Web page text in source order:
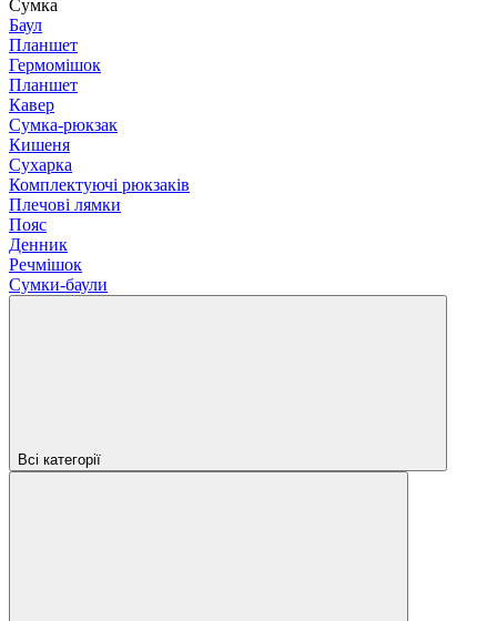
Сумка
Баул
Планшет
Гермомішок
Планшет
Кавер
Сумка-рюкзак
Кишеня
Сухарка
Комплектуючі рюкзаків
Плечові лямки
Пояс
Денник
Речмішок
Сумки-баули
Всі категорії